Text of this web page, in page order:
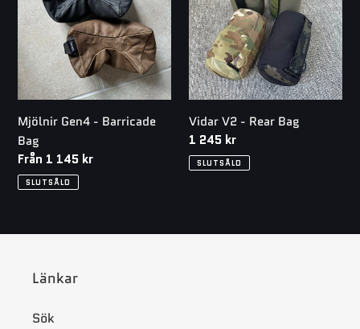
s
e
r
Barricade
Bag
Mjölnir Gen4 - Barricade
Bag
Ordinarie
pris
Från 1 145 kr
SLUTSÅLD
Rear
Bag
Vidar V2 - Rear Bag
Ordinarie
pris
1 245 kr
SLUTSÅLD
Länkar
Sök